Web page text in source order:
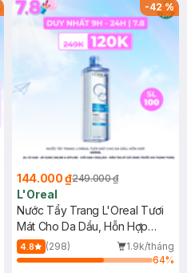
-42%
144.000 ₫249.000 ₫
L'Oreal
Nước Tẩy Trang L'Oreal Tươi
Mát Cho Da Dầu, Hỗn Hợp
400ml
4.8 (298)
1.9k/tháng
64%